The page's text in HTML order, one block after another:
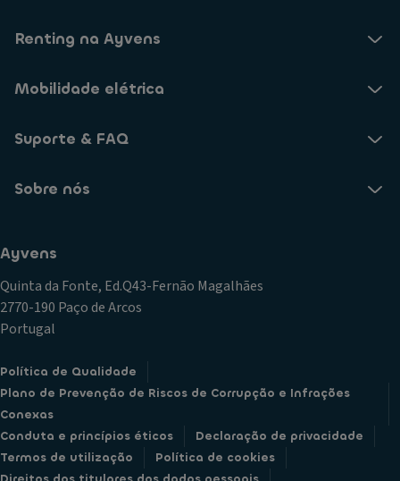
Renting na Ayvens
Mobilidade elétrica
Suporte & FAQ
Sobre nós
Ayvens
Quinta da Fonte, Ed.Q43-Fernão Magalhães
2770-190 Paço de Arcos
Portugal
Política de Qualidade
Plano de Prevenção de Riscos de Corrupção e Infrações
Conexas
Conduta e princípios éticos
Declaração de privacidade
Termos de utilização
Política de cookies